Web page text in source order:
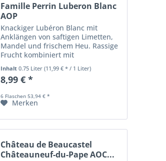
Famille Perrin Luberon Blanc
AOP
Knackiger Lubéron Blanc mit
Anklängen von saftigen Limetten,
Mandel und frischem Heu. Rassige
Frucht kombiniert mit
ausgeglichener Säure.
Inhalt 0.75 Liter (11,99 € * / 1 Liter)
8,99 € *
6 Flaschen 53,94 € *
Merken
Château de Beaucastel
Châteauneuf-du-Pape AOC...